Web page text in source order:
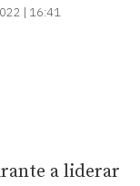
| 16:41
a liderar